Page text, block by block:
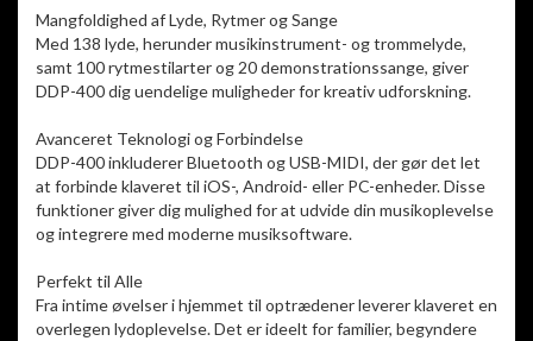
Mangfoldighed af Lyde, Rytmer og Sange
Med 138 lyde, herunder musikinstrument- og trommelyde,
samt 100 rytmestilarter og 20 demonstrationssange, giver
DDP-400 dig uendelige muligheder for kreativ udforskning.
Avanceret Teknologi og Forbindelse
DDP-400 inkluderer Bluetooth og USB-MIDI, der gør det let
at forbinde klaveret til iOS-, Android- eller PC-enheder. Disse
funktioner giver dig mulighed for at udvide din musikoplevelse
og integrere med moderne musiksoftware.
Perfekt til Alle
Fra intime øvelser i hjemmet til optrædener leverer klaveret en
overlegen lydoplevelse. Det er ideelt for familier, begyndere